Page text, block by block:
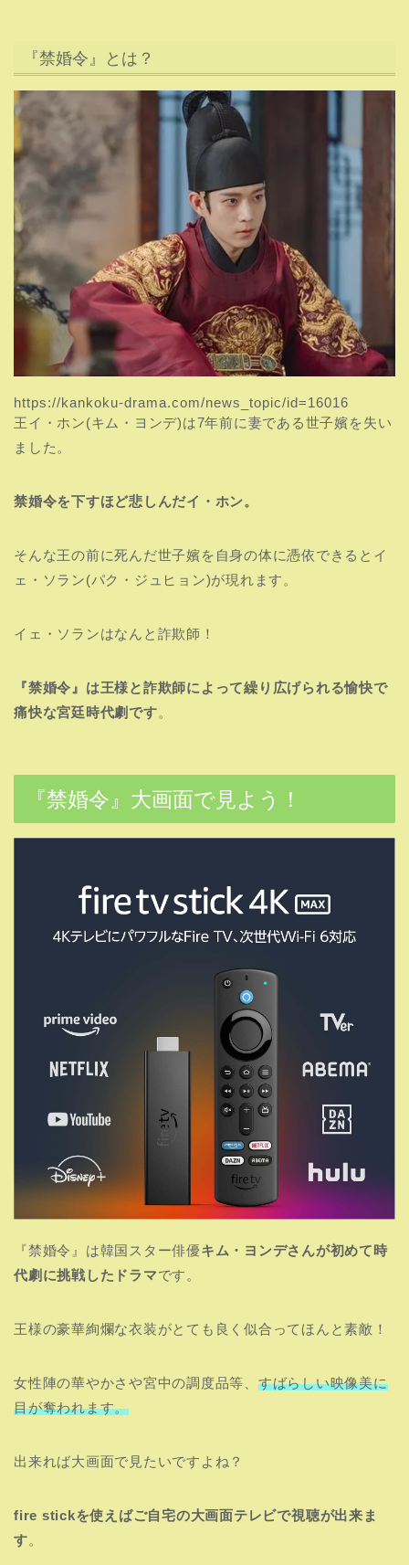
『禁婚令』とは？
https://kankoku-drama.com/news_topic/id=16016
王イ・ホン(キム・ヨンデ)は7年前に妻である世子嬪を失い
ました。
禁婚令を下すほど悲しんだイ・ホン。
そんな王の前に死んだ世子嬪を自身の体に憑依できるとイ
ェ・ソラン(パク・ジュヒョン)が現れます。
イェ・ソランはなんと詐欺師！
『禁婚令』は王様と詐欺師によって繰り広げられる愉快で
痛快な宮廷時代劇です。
『禁婚令』大画面で見よう！
『禁婚令』は韓国スター俳優キム・ヨンデさんが初めて時
代劇に挑戦したドラマです。
王様の豪華絢爛な衣装がとても良く似合ってほんと素敵！
女性陣の華やかさや宮中の調度品等、 すばらしい映像美に
目が奪われます。
出来れば大画面で見たいですよね？
fire stickを使えばご自宅の大画面テレビで視聴が出来ま
す。